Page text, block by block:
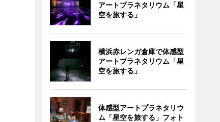
アートプラネタリウム「星
空を旅する」
横浜赤レンガ倉庫で体感型
アートプラネタリウム「星
空を旅する」
体感型アートプラネタリウ
ム「星空を旅する」フォト